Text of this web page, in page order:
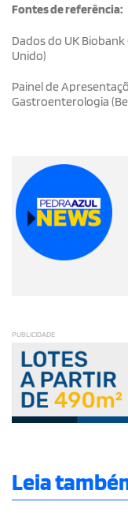
Fontes de referência:
Dados do UK
Unido)
Painel de
Gastroenterologia
PUBLICIDADE
Leia